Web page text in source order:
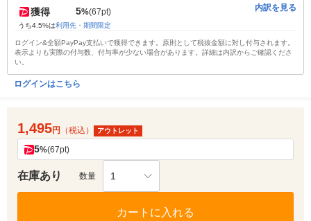
獲得 5%(67pt)
うち4.5%は利用先・期間限定
内訳を見る
ログイン&全額PayPay支払いで獲得できます。原則として税抜金額に対し付与されます。
表示よりも実際の付与数、付与率が少ない場合があります。詳細は内訳からご確認くださ
い。
ログインはこちら
1,495円 （税込） アウトレット
5%(67pt)
在庫あり 数量 1
カートに入れる